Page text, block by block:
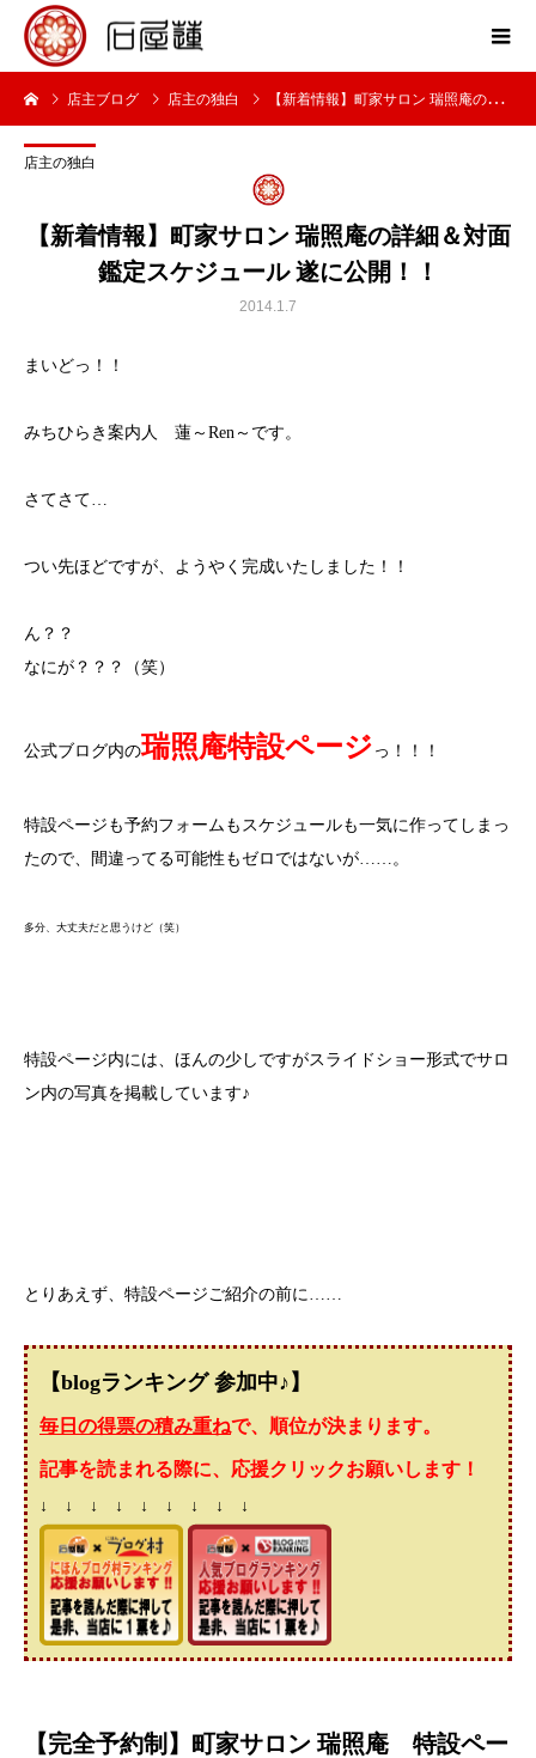
店主ブログ 店主の独白 【新着情報】町家サロン 瑞照庵の詳細＆対面鑑定スケジュール 遂に公開！！
店主の独白
【新着情報】町家サロン 瑞照庵の詳細＆対面
鑑定スケジュール 遂に公開！！
2014.1.7
まいどっ！！
みちひらき案内人 蓮～Ren～です。
さてさて…
つい先ほどですが、ようやく完成いたしました！！
ん？？
なにが？？？（笑）
公式ブログ内の瑞照庵特設ページ っ！！！
特設ページも予約フォームもスケジュールも一気に作ってしまっ
たので、間違ってる可能性もゼロではないが……。
多分、大丈夫だと思うけど（笑）
特設ページ内には、ほんの少しですがスライドショー形式でサロ
ン内の写真を掲載しています♪
とりあえず、特設ページご紹介の前に……
【blogランキング 参加中♪】
毎日の得票の積み重ねで、順位が決まります。
記事を読まれる際に、応援クリックお願いします！
↓ ↓ ↓ ↓ ↓ ↓ ↓ ↓ ↓
【完全予約制】町家サロン 瑞照庵 特設ペー